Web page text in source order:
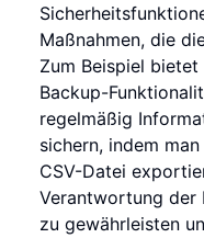
Maßnahmen, die
Zum Beispiel
Backup-
regelmäßig
sichern, indem
CSV-Datei
Verantwortung der
zu gewährleisten